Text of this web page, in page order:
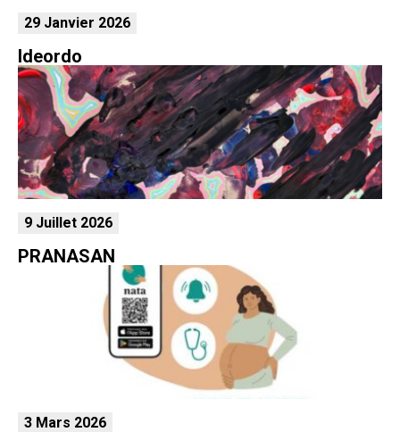
29 Janvier 2026
Ideordo
9 Juillet 2026
PRANASAN
3 Mars 2026